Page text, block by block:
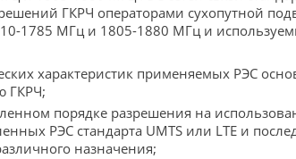
ГКРЧ операторами сухопутной
1785 МГц и 1805-1880 МГц и
характеристик применяемых РЭС
ГКРЧ;
порядке разрешения на
РЭС стандарта UMTS или LTE и
назначения;